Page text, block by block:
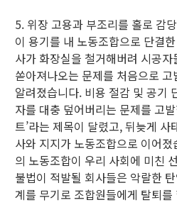
5. 위장 고용과 부조리를 홀로 감
이 용기를 내 노동조합으로 단결
사가 화장실을 철거해버려 시공
쏟아져나오는 문제를 처음으로 고
알려졌습니다. 비용 절감 및 공기
자를 대충 덮어버리는 문제를 고
트’라는 제목이 달렸고, 뒤늦게
사와 지지가 노동조합으로 이어
의 노동조합이 우리 사회에 미친
불법이 적발될 회사들은 악랄한
계를 무기로 조합원들에게 탈퇴를